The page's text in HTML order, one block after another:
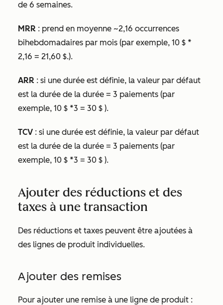
de 6 semaines.
MRR : prend en moyenne ~2,16 occurrences
bihebdomadaires par mois (par exemple, 10 $ *
2,16 = 21,60 $.).
ARR : si une durée est définie, la valeur par défaut
est la durée de la durée = 3 paiements (par
exemple, 10 $ *3 = 30 $ ).
TCV : si une durée est définie, la valeur par défaut
est la durée de la durée = 3 paiements (par
exemple, 10 $ *3 = 30 $ ).
Ajouter des réductions et des
taxes à une transaction
Des réductions et taxes peuvent être ajoutées à
des lignes de produit individuelles.
Ajouter des remises
Pour ajouter une remise à une ligne de produit :